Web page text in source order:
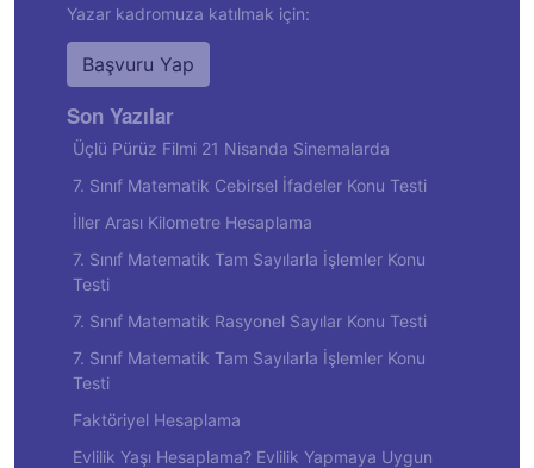
Yazar kadromuza katılmak için:
Başvuru Yap
Son Yazılar
Üçlü Pürüz Filmi 21 Nisanda Sinemalarda
7. Sınıf Matematik Cebirsel İfadeler Konu Testi
İller Arası Kilometre Hesaplama
7. Sınıf Matematik Tam Sayılarla İşlemler Konu
Testi
7. Sınıf Matematik Rasyonel Sayılar Konu Testi
7. Sınıf Matematik Tam Sayılarla İşlemler Konu
Testi
Faktöriyel Hesaplama
Evlilik Yaşı Hesaplama? Evlilik Yapmaya Uygun